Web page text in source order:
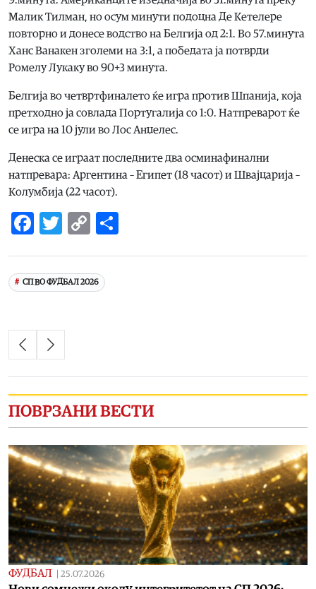
Малик Тилман, но осум минути подоцна Де Кетелере
повторно и донесе водство на Белгија од 2:1. Во 57.минута
Ханс Ванакен зголеми на 3:1, а победата ја потврди
Ромелу Лукаку во 90+3 минута.
Белгија во четвртфиналето ќе игра против Шпанија, која
претходно ја совлада Португалија со 1:0. Натпреварот ќе
се игра на 10 јули во Лос Анџелес.
Денеска се играат последните два осминафинални
натпревара: Аргентина – Египет (18 часот) и Швајцарија –
Колумбија (22 часот).
Facebook
Twitter
Copy
СП ВО ФУДБАЛ 2026
ПОВРЗАНИ ВЕСТИ
ФУДБАЛ | 25.07.2026